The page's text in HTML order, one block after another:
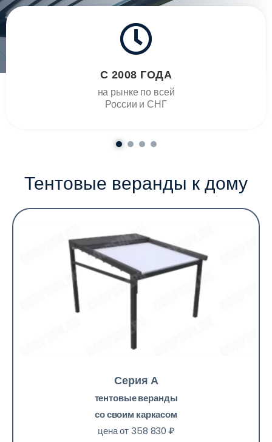
С 2008 ГОДА
на рынке по всей
России и СНГ
Тентовые веранды к дому
Серия А
тентовые веранды
со своим каркасом
цена от 358 830 ₽